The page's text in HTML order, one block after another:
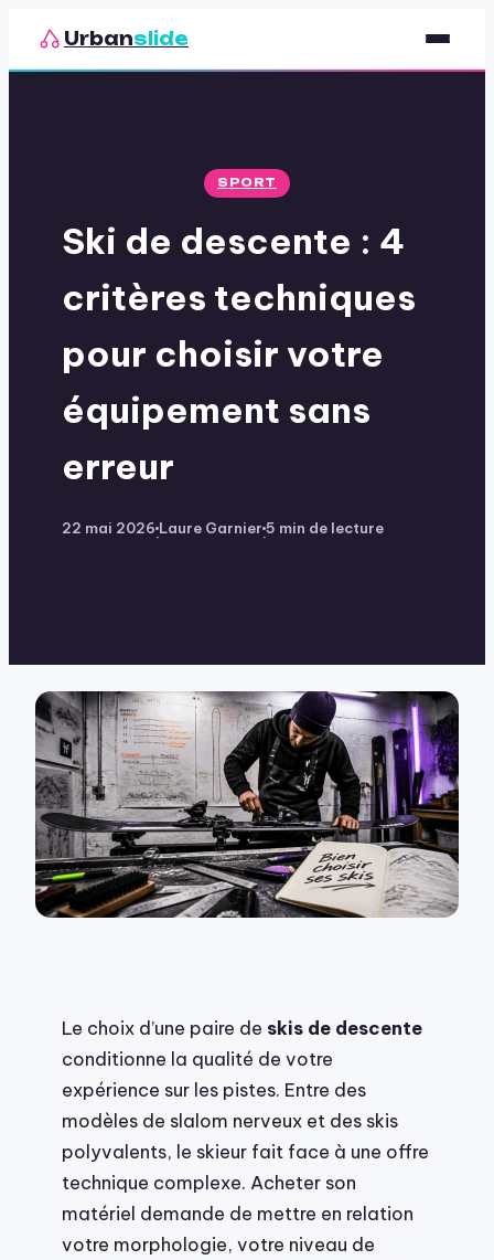
Urbanslide
Loisirs
SPORT
Ski de descente : 4
critères techniques
pour choisir votre
équipement sans
erreur
22 mai 2026
·
Laure Garnier
·
5 min de lecture
Le choix d’une paire de skis de descente
conditionne la qualité de votre
expérience sur les pistes. Entre des
modèles de slalom nerveux et des skis
polyvalents, le skieur fait face à une offre
technique complexe. Acheter son
matériel demande de mettre en relation
votre morphologie, votre niveau de